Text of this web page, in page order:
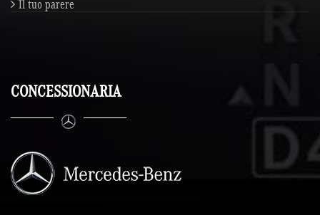
Il tuo parere
CONCESSIONARIA